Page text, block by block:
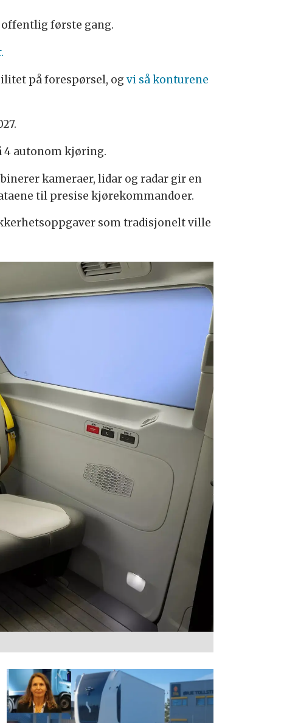
første gang.
på forespørsel, ogvi så konturene
4 autonom kjøring.
kameraer, lidar og radar gir en
til presise kjørekommandoer.
som tradisjonelt ville